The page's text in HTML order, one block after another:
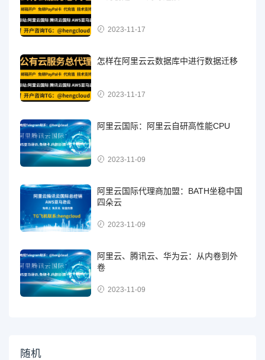
2023-11-17
怎样在阿里云云数据库中进行数据迁移
2023-11-17
阿里云国际：阿里云自研高性能CPU
2023-11-09
阿里云国际代理商加盟：BATH坐稳中国
四朵云
2023-11-09
阿里云、腾讯云、华为云：从内卷到外
卷
2023-11-09
随机